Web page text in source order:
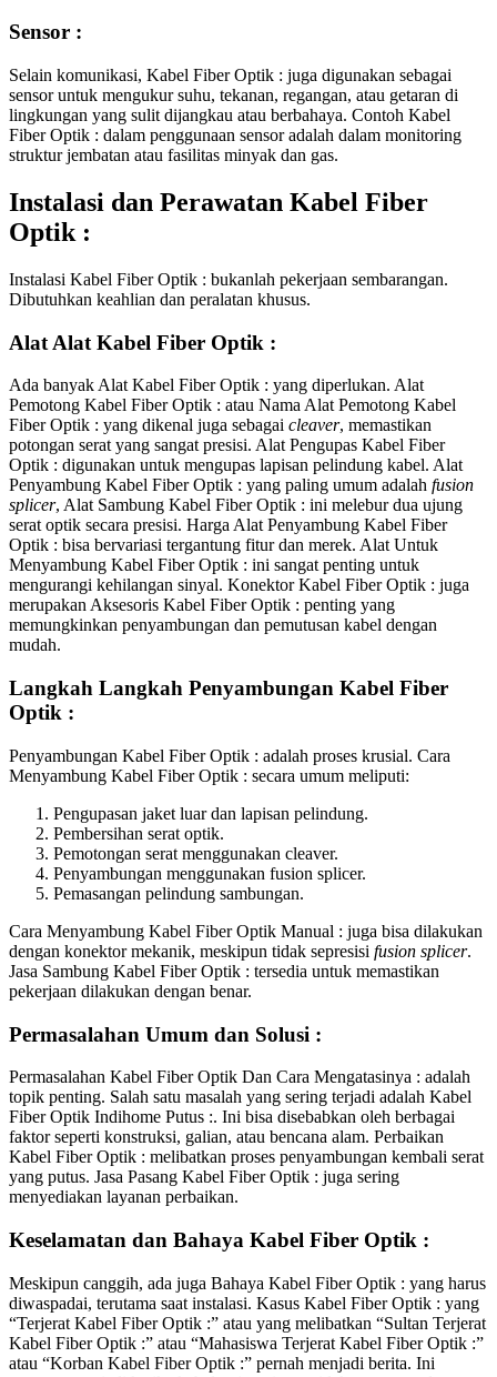
Sensor :
Selain komunikasi, Kabel Fiber Optik : juga digunakan sebagai
sensor untuk mengukur suhu, tekanan, regangan, atau getaran di
lingkungan yang sulit dijangkau atau berbahaya. Contoh Kabel
Fiber Optik : dalam penggunaan sensor adalah dalam monitoring
struktur jembatan atau fasilitas minyak dan gas.
Instalasi dan Perawatan Kabel Fiber
Optik :
Instalasi Kabel Fiber Optik : bukanlah pekerjaan sembarangan.
Dibutuhkan keahlian dan peralatan khusus.
Alat Alat Kabel Fiber Optik :
Ada banyak Alat Kabel Fiber Optik : yang diperlukan. Alat
Pemotong Kabel Fiber Optik : atau Nama Alat Pemotong Kabel
Fiber Optik : yang dikenal juga sebagai cleaver, memastikan
potongan serat yang sangat presisi. Alat Pengupas Kabel Fiber
Optik : digunakan untuk mengupas lapisan pelindung kabel. Alat
Penyambung Kabel Fiber Optik : yang paling umum adalah fusion
splicer, Alat Sambung Kabel Fiber Optik : ini melebur dua ujung
serat optik secara presisi. Harga Alat Penyambung Kabel Fiber
Optik : bisa bervariasi tergantung fitur dan merek. Alat Untuk
Menyambung Kabel Fiber Optik : ini sangat penting untuk
mengurangi kehilangan sinyal. Konektor Kabel Fiber Optik : juga
merupakan Aksesoris Kabel Fiber Optik : penting yang
memungkinkan penyambungan dan pemutusan kabel dengan
mudah.
Langkah Langkah Penyambungan Kabel Fiber
Optik :
Penyambungan Kabel Fiber Optik : adalah proses krusial. Cara
Menyambung Kabel Fiber Optik : secara umum meliputi:
Pengupasan jaket luar dan lapisan pelindung.
Pembersihan serat optik.
Pemotongan serat menggunakan cleaver.
Penyambungan menggunakan fusion splicer.
Pemasangan pelindung sambungan.
Cara Menyambung Kabel Fiber Optik Manual : juga bisa dilakukan
dengan konektor mekanik, meskipun tidak sepresisi fusion splicer.
Jasa Sambung Kabel Fiber Optik : tersedia untuk memastikan
pekerjaan dilakukan dengan benar.
Permasalahan Umum dan Solusi :
Permasalahan Kabel Fiber Optik Dan Cara Mengatasinya : adalah
topik penting. Salah satu masalah yang sering terjadi adalah Kabel
Fiber Optik Indihome Putus :. Ini bisa disebabkan oleh berbagai
faktor seperti konstruksi, galian, atau bencana alam. Perbaikan
Kabel Fiber Optik : melibatkan proses penyambungan kembali serat
yang putus. Jasa Pasang Kabel Fiber Optik : juga sering
menyediakan layanan perbaikan.
Keselamatan dan Bahaya Kabel Fiber Optik :
Meskipun canggih, ada juga Bahaya Kabel Fiber Optik : yang harus
diwaspadai, terutama saat instalasi. Kasus Kabel Fiber Optik : yang
“Terjerat Kabel Fiber Optik :” atau yang melibatkan “Sultan Terjerat
Kabel Fiber Optik :” atau “Mahasiswa Terjerat Kabel Fiber Optik :”
atau “Korban Kabel Fiber Optik :” pernah menjadi berita. Ini